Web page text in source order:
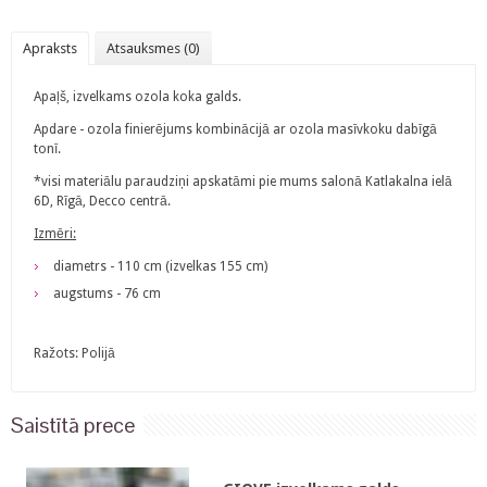
Apraksts Atsauksmes (0)
Apaļš, izvelkams ozola koka galds.
Apdare - ozola finierējums kombinācijā ar ozola masīvkoku dabīgā
tonī.
*visi materiālu paraudziņi apskatāmi pie mums salonā Katlakalna ielā
6D, Rīgā, Decco centrā.
Izmēri:
diametrs - 110 cm (izvelkas 155 cm)
augstums - 76 cm
Ražots: Polijā
Saistītā prece